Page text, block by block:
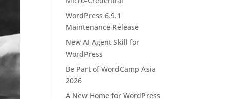
WordPress 6.9.1
Maintenance Release
New AI Agent Skill for
WordPress
Be Part of WordCamp Asia
2026
A New Home for WordPress